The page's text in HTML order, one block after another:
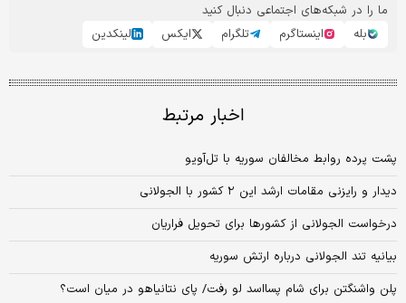
ما را در شبکه‌های اجتماعی دنبال کنید
بله
اینستاگرم تلگرام ایکس لینکدین
اخبار مرتبط
پشت پرده روابط مخالفان سوریه با تل‌آویو
دیدار و رایزنی مقامات ارشد این ۲ کشور با الجولانی
درخواست الجولانی از کشورها برای تحویل فراریان
بیانیه تند الجولانی درباره ارتش سوریه
پلن واشنگتن برای شام پسااسد لو رفت/ پای نتانیاهو در میان است؟